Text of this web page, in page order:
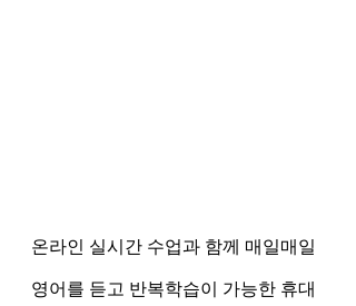
온라인 실시간 수업과 함께 매일매일
영어를 듣고 반복학습이 가능한 휴대